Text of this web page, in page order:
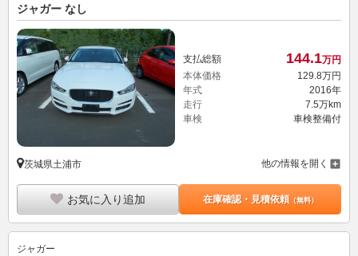
ジャガー なし
支払総額 144.1万円
本体価格
129. 8万円
年式
2016年
走行
7.5万km
車検
車検整備付
茨城県土浦市 他の情報を開く
お気に入り追加 在庫確認・見積依頼（無料）
ジャガー